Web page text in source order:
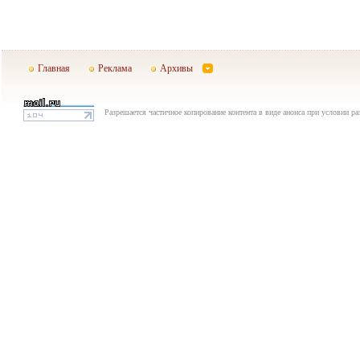
Главная Реклама Архивы
Разрешается частичное копирование контента в виде анонса при условии